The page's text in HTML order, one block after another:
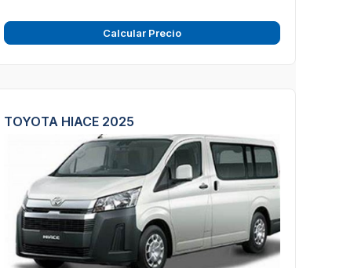
Calcular Precio
TOYOTA HIACE 2025